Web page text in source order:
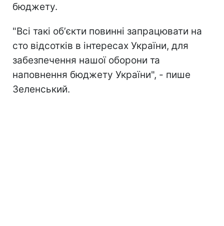
бюджету.
"Всі такі обʼєкти повинні запрацювати на
сто відсотків в інтересах України, для
забезпечення нашої оборони та
наповнення бюджету України", - пише
Зеленський.